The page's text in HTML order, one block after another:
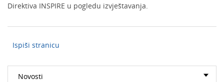
Direktiva INSPIRE u pogledu izvještavanja.
Ispiši stranicu
Novosti